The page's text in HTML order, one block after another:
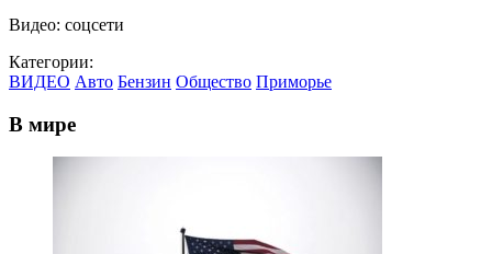
Видео: соцсети
Категории:
ВИДЕО Авто Бензин Общество Приморье
В мире